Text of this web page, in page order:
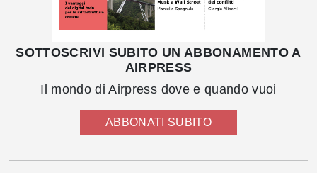
SOTTOSCRIVI SUBITO UN ABBONAMENTO A
AIRPRESS
Il mondo di Airpress dove e quando vuoi
ABBONATI SUBITO